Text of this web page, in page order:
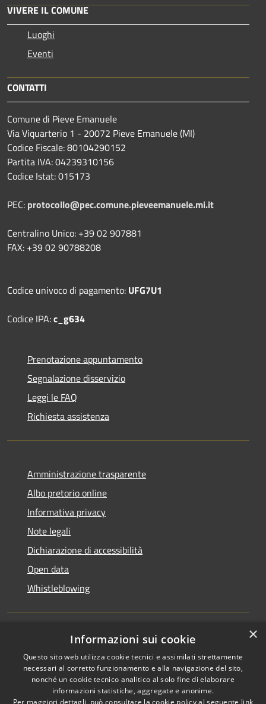
VIVERE IL COMUNE
Luoghi
Eventi
CONTATTI
Comune di Pieve Emanuele
Via Viquarterio 1 - 20072 Pieve Emanuele (MI)
Codice Fiscale: 80104290152
Partita IVA: 04239310156
Codice Istat: 015173
PEC: protocollo@pec.comune.pieveemanuele.mi.it
Centralino Unico: +39 02 907881
FAX: +39 02 90788208
Codice univoco di pagamento: UFG7U1
Codice IPA:c_g634
Prenotazione appuntamento
Segnalazione disservizio
Leggi le FAQ
Richiesta assistenza
Amministrazione trasparente
Albo pretorio online
Informativa privacy
Note legali
Dichiarazione di accessibilità
Open data
Whistleblowing
Accessibilità
Privacy
Pieve Emanuele • Powered by
Municipium•Accesso
redazione
×
Informazioni sui cookie
Questo sito web utilizza cookie tecnici e assimilati strettamente
necessari al corretto funzionamento e alla navigazione del sito,
nonché un cookie tecnico analitico al solo fine di elaborare
informazioni statistiche, aggregate e anonime.
Per maggiori dettagli, può consultare la cookie policy al seguente link